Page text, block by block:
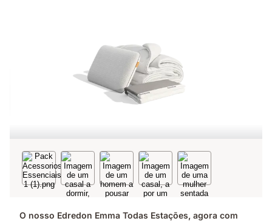
O nosso Edredon Emma Todas Estações, agora com